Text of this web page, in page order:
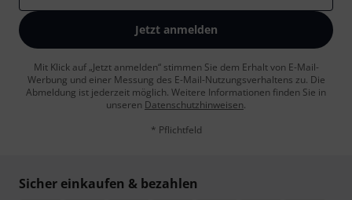
Jetzt anmelden
Mit Klick auf „Jetzt anmelden“ stimmen Sie dem Erhalt von E-Mail-
Werbung und einer Messung des E-Mail-Nutzungsverhaltens zu. Die
Abmeldung ist jederzeit möglich. Weitere Informationen finden Sie in
unseren Datenschutzhinweisen.
* Pflichtfeld
Sicher einkaufen & bezahlen